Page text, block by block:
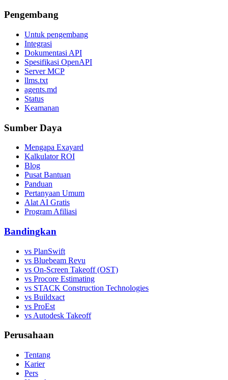
Pengembang
Untuk pengembang
Integrasi
Dokumentasi API
Spesifikasi OpenAPI
Server MCP
llms.txt
agents.md
Status
Keamanan
Sumber Daya
Mengapa Exayard
Kalkulator ROI
Blog
Pusat Bantuan
Panduan
Pertanyaan Umum
Alat AI Gratis
Program Afiliasi
Bandingkan
vs PlanSwift
vs Bluebeam Revu
vs On-Screen Takeoff (OST)
vs Procore Estimating
vs STACK Construction Technologies
vs Buildxact
vs ProEst
vs Autodesk Takeoff
Perusahaan
Tentang
Karier
Pers